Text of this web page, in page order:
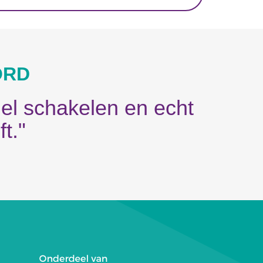
schakelen en echt